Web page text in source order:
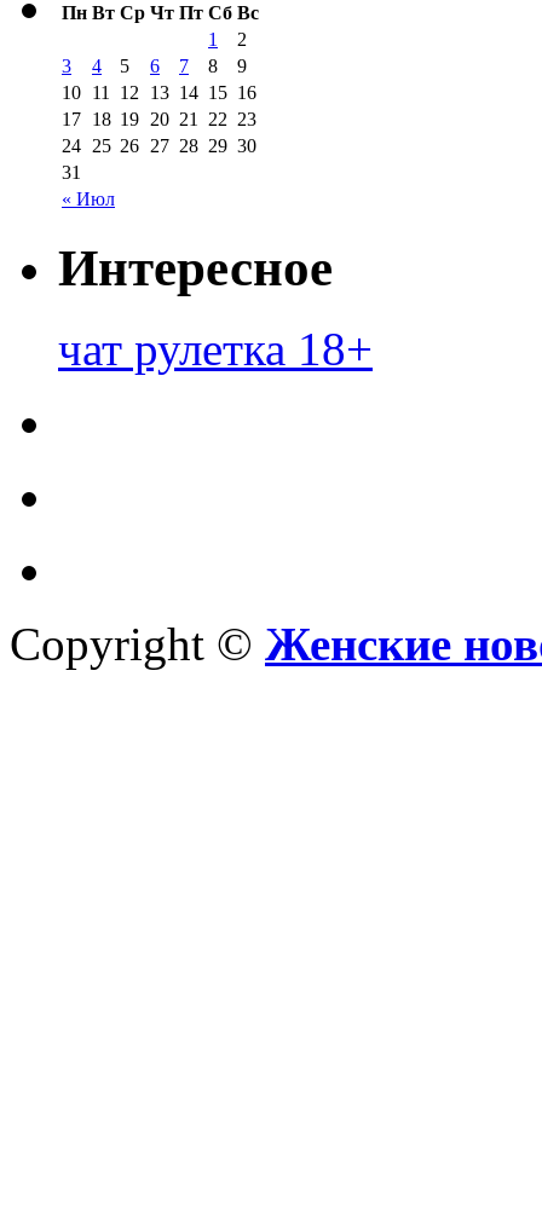
Пн Вт Ср Чт Пт Сб Вс
« Июл
1
2
3
4 5 6 7 8
9
10 11 12 13 14 15 16
17 18 19 20 21 22 23
24 25 26 27 28 29 30
31
Интересное
чат рулетка 18+
Copyright © Женские